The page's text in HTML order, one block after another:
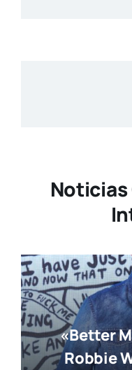
Noticias
«Better
Robbie